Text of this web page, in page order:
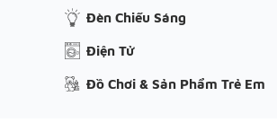
Đèn Chiếu Sáng
Điện Tử
Đồ Chơi & Sản Phẩm Trẻ Em